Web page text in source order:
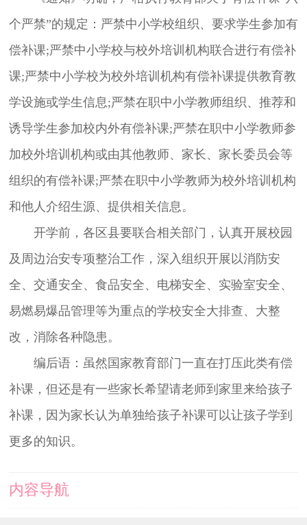
个严禁”的规定：严禁中小学校组织、要求学生参加有
偿补课;严禁中小学校与校外培训机构联合进行有偿补
课;严禁中小学校为校外培训机构有偿补课提供教育教
学设施或学生信息;严禁在职中小学教师组织、推荐和
诱导学生参加校内外有偿补课;严禁在职中小学教师参
加校外培训机构或由其他教师、家长、家长委员会等
组织的有偿补课;严禁在职中小学教师为校外培训机构
和他人介绍生源、提供相关信息。
开学前，各区县要联合相关部门，认真开展校园
及周边治安专项整治工作，深入组织开展以消防安
全、交通安全、食品安全、电梯安全、实验室安全、
易燃易爆品管理等为重点的学校安全大排查、大整
改，消除各种隐患。
编后语：虽然国家教育部门一直在打压此类有偿
补课，但还是有一些家长希望请老师到家里来给孩子
补课，因为家长认为单独给孩子补课可以让孩子学到
更多的知识。
内容导航